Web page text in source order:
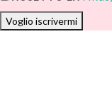
Voglio iscrivermi